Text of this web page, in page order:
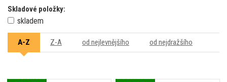
Skladové položky:
skladem
A-Z Z-A od nejlevnějšího od nejdražšího